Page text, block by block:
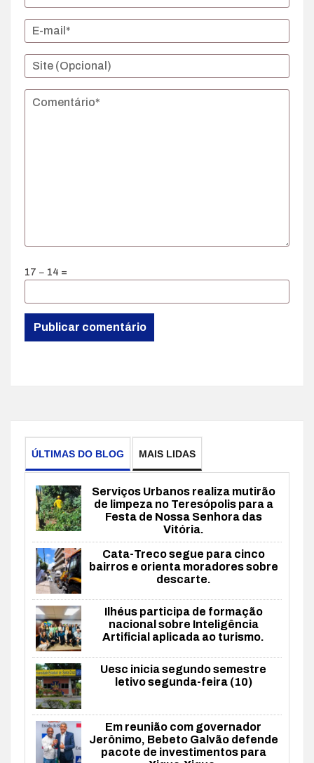
17 − 14 =
ÚLTIMAS DO BLOG MAIS LIDAS
Serviços Urbanos realiza mutirão
de limpeza no Teresópolis para a
Festa de Nossa Senhora das
Vitória.
Cata-Treco segue para cinco
bairros e orienta moradores sobre
descarte.
Ilhéus participa de formação
nacional sobre Inteligência
Artificial aplicada ao turismo.
Uesc inicia segundo semestre
letivo segunda-feira (10)
Em reunião com governador
Jerônimo, Bebeto Galvão defende
pacote de investimentos para